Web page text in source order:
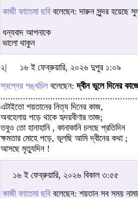
কাজী ফাতেমা ছবি বলেছেন: দারুন সুন্দর হয়েছে
ধন্যবাদ আপনাকে
ভালো থাকুন
২|
১৬ ই ফেব্রুয়ারি, ২০২৬ দুপুর ১:০৯
স্বপ্নের শঙ্খচিল বলেছেন:দ্বীন ভুলে দিনের
এটাইতো শয়তানের নিত্য দিনের কাজ,
অবহেলায় পড়ে থাকে হৃদয়বীণার তাজ;
তবুও তো হানাহানি , কানাকানি চলছে প্রতিদিন
ক্ষমতার মোহে পড়ে, ভূলছি আমি দ্বীনের কথা ;
আসছে মৃত্যুদিন !
১৬ ই ফেব্রুয়ারি, ২০২৬ বিকাল ৩:৫৫
কাজী ফাতেমা ছবি বলেছেন: শয়তান সব সময়